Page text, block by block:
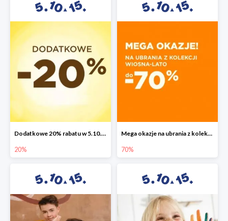
Dodatkowe 20% rabatu w 5.10.15
20%
Mega okazje na ubrania z kolekcji wiosna-lato do -70%
70%